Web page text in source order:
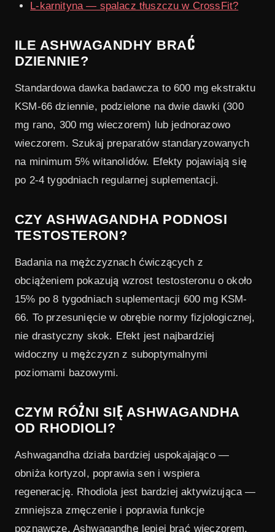
L-karnityna — spalacz tłuszczu w CrossFit?
ILE ASHWAGANDHY BRAĆ
DZIENNIE?
Standardowa dawka badawcza to 600 mg ekstraktu
KSM-66 dziennie, podzielone na dwie dawki (300
mg rano, 300 mg wieczorem) lub jednorazowo
wieczorem. Szukaj preparatów standaryzowanych
na minimum 5% witanolidów. Efekty pojawiają się
po 2-4 tygodniach regularnej suplementacji.
CZY ASHWAGANDHA PODNOSI
TESTOSTERON?
Badania na mężczyznach ćwiczących z
obciążeniem pokazują wzrost testosteronu o około
15% po 8 tygodniach suplementacji 600 mg KSM-
66. To przesunięcie w obrębie normy fizjologicznej,
nie drastyczny skok. Efekt jest najbardziej
widoczny u mężczyzn z suboptymalnymi
poziomami bazowymi.
CZYM RÓŻNI SIĘ ASHWAGANDHA
OD RHODIOLI?
Ashwagandha działa bardziej uspokajająco —
obniża kortyzol, poprawia sen i wspiera
regenerację. Rhodiola jest bardziej aktywizująca —
zmniejsza zmęczenie i poprawia funkcje
poznawcze. Ashwagandhę lepiej brać wieczorem,